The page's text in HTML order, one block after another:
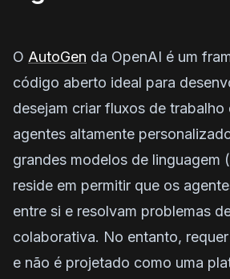
O AutoGen da OpenAI é um
código aberto ideal para
desejam criar fluxos de trabalho
agentes altamente
grandes modelos de linguagem
reside em permitir que os
entre si e resolvam problemas
colaborativa. No entanto,
e não é projetado como uma